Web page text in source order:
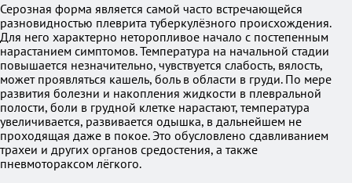
Серозная форма является самой часто встречающейся
разновидностью плеврита туберкулёзного происхождения.
Для него характерно неторопливое начало с постепенным
нарастанием симптомов. Температура на начальной стадии
повышается незначительно, чувствуется слабость, вялость,
может проявляться кашель, боль в области в груди. По мере
развития болезни и накопления жидкости в плевральной
полости, боли в грудной клетке нарастают, температура
увеличивается, развивается одышка, в дальнейшем не
проходящая даже в покое. Это обусловлено сдавливанием
трахеи и других органов средостения, а также
пневмотораксом лёгкого.